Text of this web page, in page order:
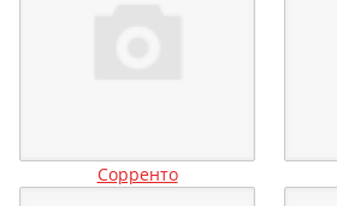
Сорренто